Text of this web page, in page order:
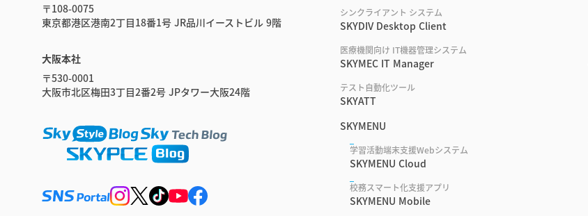
〒108-0075
東京都港区港南2丁目18番1号 JR品川イーストビル 9階
大阪本社
〒530-0001
大阪市北区梅田3丁目2番2号 JPタワー大阪24階
シンクライアント システム
SKYDIV Desktop Client
医療機関向け IT機器管理システム
SKYMEC IT Manager
テスト自動化ツール
SKYATT
SKYMENU
学習活動端末支援Webシステム
SKYMENU Cloud
校務スマート化支援アプリ
SKYMENU Mobile